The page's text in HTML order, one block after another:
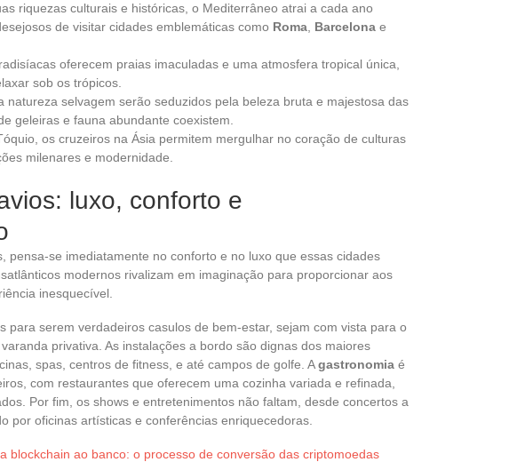
riquezas culturais e históricas, o Mediterrâneo atrai a cada ano
de visitar cidades emblemáticas como Roma Barcelona e
oferecem praias imaculadas e uma atmosfera tropical única,
sob os trópicos.
natureza selvagem serão seduzidos pela beleza bruta e majestosa das
geleiras e fauna abundante coexistem.
os cruzeiros na Ásia permitem mergulhar no coração de culturas
milenares e modernidade.
luxo, conforto e
pensa-se imediatamente no conforto e no luxo que essas cidades
modernos rivalizam em imaginação para proporcionar aos
inesquecível.
para serem verdadeiros casulos de bem-estar, sejam com vista para o
privativa. As instalações a bordo são dignas dos maiores
spas, centros de fitness, e até campos de golfe. Agastronomia é
com restaurantes que oferecem uma cozinha variada e refinada,
Por fim, os shows e entretenimentos não faltam, desde concertos a
por oficinas artísticas e conferências enriquecedoras.
blockchain ao banco: o processo de conversão das criptomoedas